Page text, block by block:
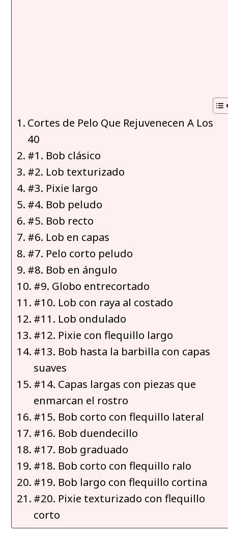
Cortes de Pelo Que Rejuvenecen A Los
40
#1. Bob clásico
#2. Lob texturizado
#3. Pixie largo
#4. Bob peludo
#5. Bob recto
#6. Lob en capas
#7. Pelo corto peludo
#8. Bob en ángulo
#9. Globo entrecortado
#10. Lob con raya al costado
#11. Lob ondulado
#12. Pixie con flequillo largo
#13. Bob hasta la barbilla con capas
suaves
#14. Capas largas con piezas que
enmarcan el rostro
#15. Bob corto con flequillo lateral
#16. Bob duendecillo
#17. Bob graduado
#18. Bob corto con flequillo ralo
#19. Bob largo con flequillo cortina
#20. Pixie texturizado con flequillo
corto